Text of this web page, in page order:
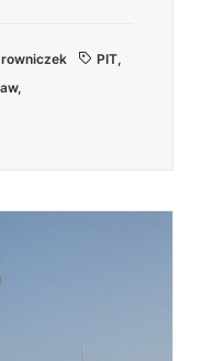
PIT,
,